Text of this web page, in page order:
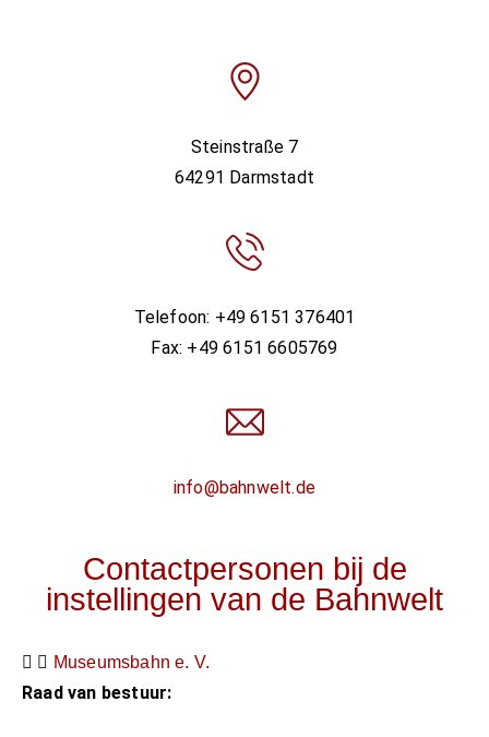
Steinstraße 7
64291 Darmstadt
Telefoon: +49 6151 376401
Fax: +49 6151 6605769
info@bahnwelt.de
Contactpersonen bij de
instellingen van de Bahnwelt
Museumsbahn e. V.
Raad van bestuur: